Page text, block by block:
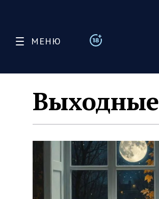
МЕНЮ
Выходные